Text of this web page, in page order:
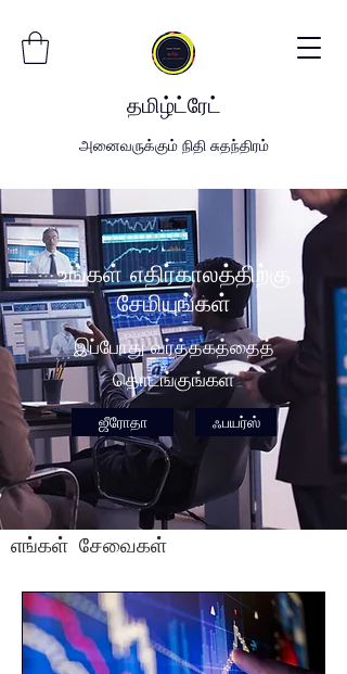
தமிழ்ட்ரேட்
அனைவருக்கும் நிதி சுதந்திரம்
எங்கள் சேவைகள்
உங்கள் எதிர்காலத்திற்கு
சேமியுங்கள்
இப்போது வர்த்தகத்தைத்
தொடங்குங்கள்
ஜீரோதா ஃபயர்ஸ்